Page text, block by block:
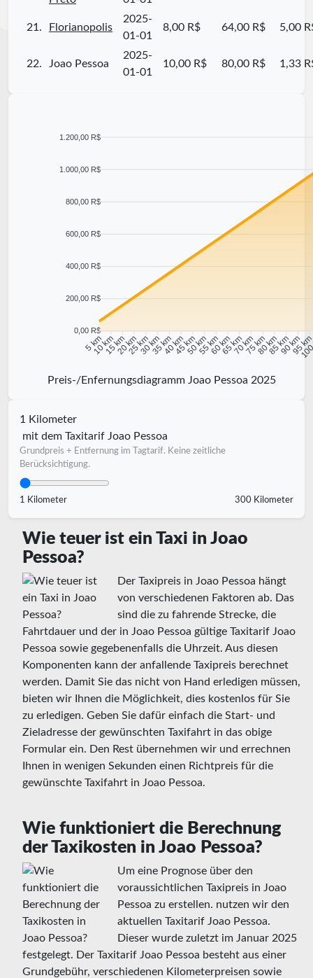
21. Florianopolis
2025-
01-01
8,00 R$ 64,00 R$ 5,00
22. Joao Pessoa
2025-
01-01
10,00 R$ 80,00 R$ 1,33
1.200,00 R$
1.000,00 R$
800,00 R$
600,00 R$
400,00 R$
200,00 R$
0,00 R$
5 km
10 km15 km20 km25 km30 km35 km40 km45 km50 km55 km60 km65 km70 km75 km80 km85 km90 km
95
Preis-/Enfernungsdiagramm Joao Pessoa 2025
1 Kilometer
mit dem Taxitarif Joao Pessoa
Grundpreis + Entfernung im Tagtarif. Keine zeitliche
Berücksichtigung.
1 Kilometer 300 Kilometer
Wie teuer ist ein Taxi in Joao
Pessoa?
Der Taxipreis in Joao Pessoa hängt
von verschiedenen Faktoren ab. Das
sind die zu fahrende Strecke, die
Fahrtdauer und der in Joao Pessoa gültige Taxitarif Joao
Pessoa sowie gegebenenfalls die Uhrzeit. Aus diesen
Komponenten kann der anfallende Taxipreis berechnet
werden. Damit Sie das nicht von Hand erledigen müssen,
bieten wir Ihnen die Möglichkeit, dies kostenlos für Sie
zu erledigen. Geben Sie dafür einfach die Start- und
Zieladresse der gewünschten Taxifahrt in das obige
Formular ein. Den Rest übernehmen wir und errechnen
Ihnen in wenigen Sekunden einen Richtpreis für die
gewünschte Taxifahrt in Joao Pessoa.
Wie funktioniert die Berechnung
der Taxikosten in Joao Pessoa?
Um eine Prognose über den
voraussichtlichen Taxipreis in Joao
Pessoa zu erstellen. nutzen wir den
aktuellen Taxitarif Joao Pessoa.
Dieser wurde zuletzt im Januar 2025
festgelegt. Der Taxitarif Joao Pessoa besteht aus einer
Grundgebühr, verschiedenen Kilometerpreisen sowie